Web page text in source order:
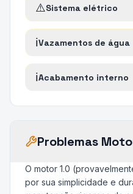
⚠️Sistema elétrico
ℹ️Vazamentos de água
ℹ️Acabamento interno
Problemas
O motor 1.0
por sua simplicidade e